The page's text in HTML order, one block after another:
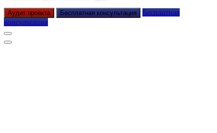
Аудит проекта Бесплатная консультация
Бесплатная
консультация